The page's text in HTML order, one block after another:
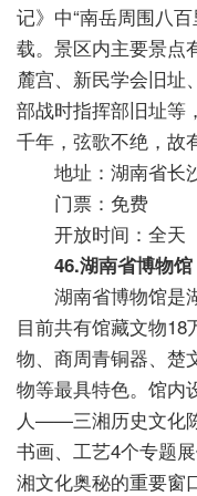
记》中“南岳周围八
载。景区内主要景点
麓宫、新民学会旧址
部战时指挥部旧址等
千年，弦歌不绝，故
地址：湖南省长
门票：免费
开放时间：全天
46.湖南省博物馆
湖南省博物馆是湖
目前共有馆藏文物
物、商周青铜器、楚
物等最具特色。馆内
人——三湘历史文化
书画、工艺4个专题
湘文化奥秘的重要窗